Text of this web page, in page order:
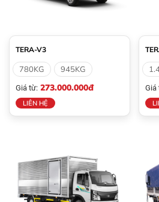
TERA-V3
780KG 945KG
Giá từ: 273.000.000đ
LIÊN HỆ
Giá